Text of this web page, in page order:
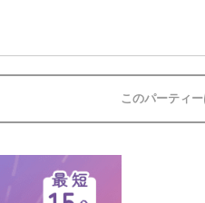
このパーティ